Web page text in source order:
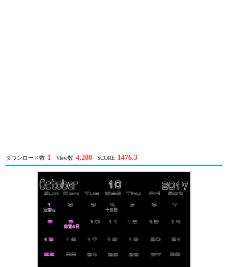
ダウンロード数 1 View数 4,208 SCORE 1476.3